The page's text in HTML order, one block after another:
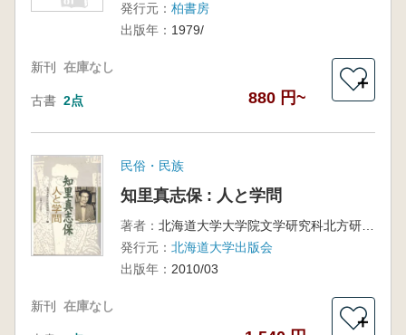
発行元： 柏書房
出版年： 1979/
新刊 在庫なし
古書 2点 880 円~
＋
民俗・民族
知里真志保 : 人と学問
著者：
北海道大学大学院文学研究科北方研究教育センター 編
発行元： 北海道大学出版会
出版年： 2010/03
新刊 在庫なし
＋